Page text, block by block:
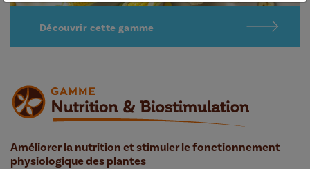
Découvrir cette gamme
Améliorer la nutrition et stimuler le fonctionnement
physiologique des plantes